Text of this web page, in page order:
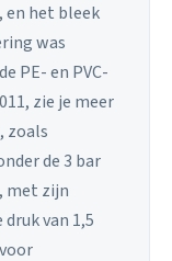
en het bleek
was
PE- en PVC-
zie je meer
zoals
de 3 bar
met zijn
van 1,5